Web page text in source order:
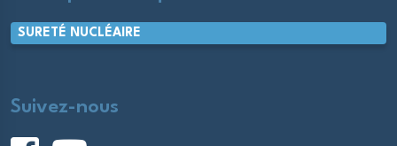
SURETÉ NUCLÉAIRE
Suivez-nous